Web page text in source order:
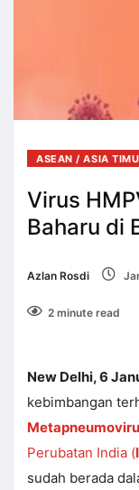
ASEAN / ASIA
Virus
Baharu di
Azlan Rosdi
2 minute read
New Delhi, 6
kebimbangan
Perubatan India (
sudah berada